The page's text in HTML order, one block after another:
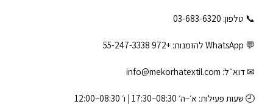
📞 טלפון: ‎03-683-6320
💬 WhatsApp להזמנות: +972 55-247-3338
✉ דוא״ל: info@mekorhatextil.com
🕘 שעות פעילות: א׳–ה׳ 08:30–17:30 | ו׳ 08:30–12:00